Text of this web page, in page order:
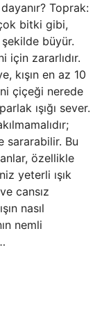
Toprak:
bitki gibi,
büyür.
için zararlıdır.
kışın en az 10
çiçeği nerede
ışığı sever.
sararabilir. Bu
özellikle
yeterli ışık
cansız
nasıl
nemli